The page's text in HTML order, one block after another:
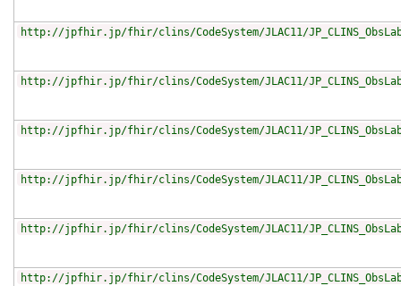
http://jpfhir.jp/fhir/clins/CodeSystem/JLAC11/
http://jpfhir.jp/fhir/clins/CodeSystem/JLAC11/
http://jpfhir.jp/fhir/clins/CodeSystem/JLAC11/
http://jpfhir.jp/fhir/clins/CodeSystem/JLAC11/
http://jpfhir.jp/fhir/clins/CodeSystem/JLAC11/
http://jpfhir.jp/fhir/clins/CodeSystem/JLAC11/